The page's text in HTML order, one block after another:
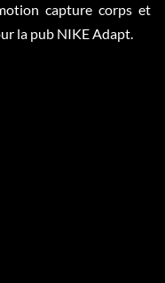
capture corps et
la pub NIKE Adapt.